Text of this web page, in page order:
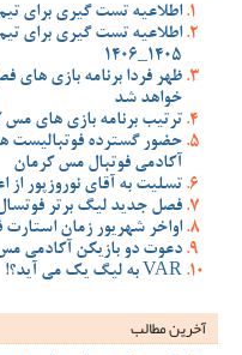
اطلاعیه تست گیری برای تیم
اطلاعیه تست گیری برای
1405_1406
ظهر فردا برنامه بازی
خواهد شد
ترتیب برنامه بازی های
حضور گسترده فوتبالیست
آکادمی فوتبال مس کرمان
تسلیت به آقای نوروزپور
فصل جدید لیگ برتر فوتسال
اواخر شهریور زمان
دعوت دو بازیکن آکادمی
VAR به لیگ یک می آید؟!
آخرین مطالب